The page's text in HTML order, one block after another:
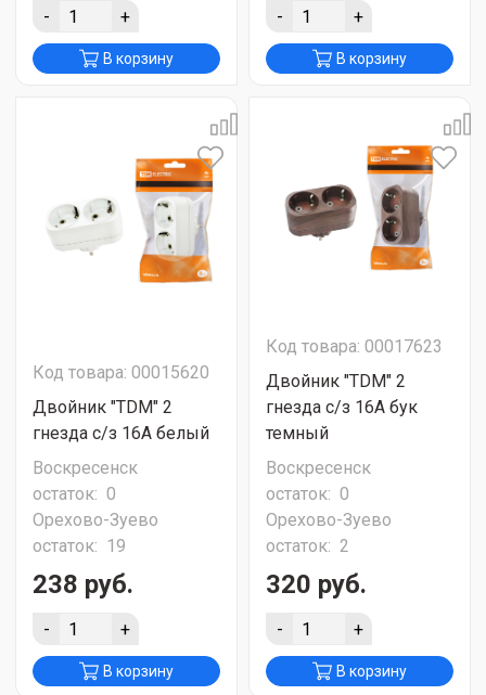
- +
В корзину
- +
В корзину
Код товара: 00015620
Двойник "TDM" 2
гнезда c/з 16А белый
Воскресенск
остаток: 0
Орехово-Зуево
остаток: 19
238 руб.
- +
В корзину
Код товара: 00017623
Двойник "TDM" 2
гнезда c/з 16А бук
темный
Воскресенск
остаток: 0
Орехово-Зуево
остаток: 2
320 руб.
- +
В корзину